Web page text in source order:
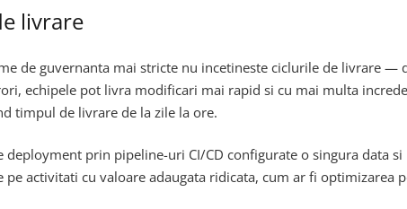
livrare
de guvernanta mai stricte nu incetineste ciclurile de livrare
echipele pot livra modificari mai rapid si cu mai multa
timpul de livrare de la zile la ore.
deployment prin pipeline-uri CI/CD configurate o singura data
pe activitati cu valoare adaugata ridicata, cum ar fi